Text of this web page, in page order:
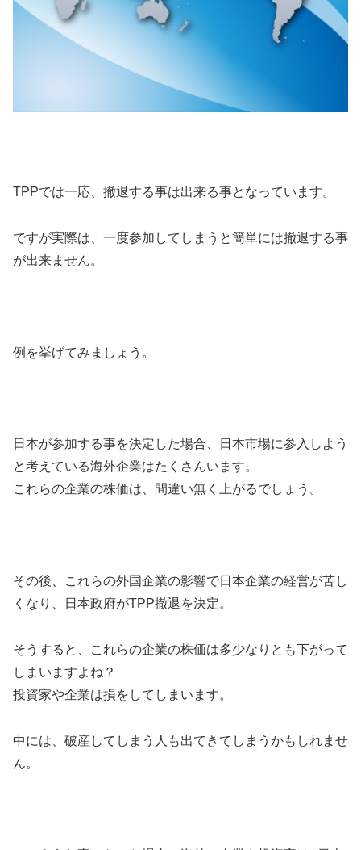
TPPでは一応、撤退する事は出来る事となっています。
ですが実際は、一度参加してしまうと簡単には撤退する事
が出来ません。
例を挙げてみましょう。
日本が参加する事を決定した場合、日本市場に参入しよう
と考えている海外企業はたくさんいます。
これらの企業の株価は、間違い無く上がるでしょう。
その後、これらの外国企業の影響で日本企業の経営が苦し
くなり、日本政府がTPP撤退を決定。
そうすると、これらの企業の株価は多少なりとも下がって
しまいますよね？
投資家や企業は損をしてしまいます。
中には、破産してしまう人も出てきてしまうかもしれませ
ん。